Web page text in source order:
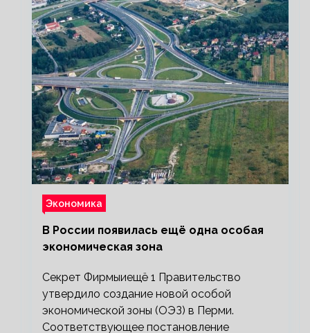
Экономика
В России появилась ещё одна особая
экономическая зона
Секрет Фирмыиещё 1 Правительство
утвердило создание новой особой
экономической зоны (ОЭЗ) в Перми.
Соответствующее постановление